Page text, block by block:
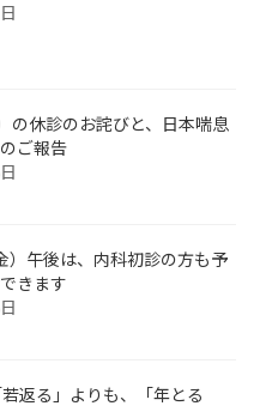
の休診のお詫びと、日本喘息
ご報告
）午後は、内科初診の方も予
きます
返る」よりも、「年とる